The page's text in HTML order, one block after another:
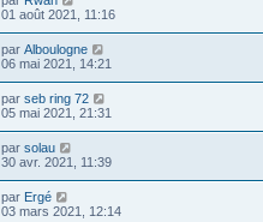
01 août 2021, 11:16
par Alboulogne
06 mai 2021, 14:21
par seb ring 72
05 mai 2021, 21:31
par solau
30 avr. 2021, 11:39
par Ergé
03 mars 2021, 12:14